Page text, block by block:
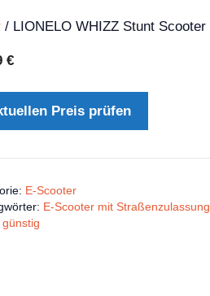
/ LIONELO WHIZZ Stunt Scooter
€
Preis prüfen
E-Scooter
E-Scooter mit Straßenzulassung
günstig